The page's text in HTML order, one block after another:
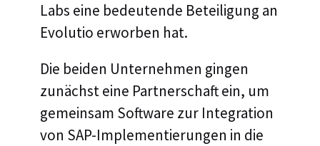
Labs eine bedeutende Beteiligung an
Evolutio erworben hat.
Die beiden Unternehmen gingen
zunächst eine Partnerschaft ein, um
gemeinsam Software zur Integration
von SAP-Implementierungen in die